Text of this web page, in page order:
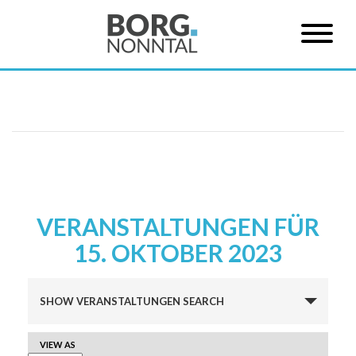
VERANSTALTUNGEN FÜR
15. OKTOBER 2023
Suche
und
SHOW VERANSTALTUNGEN SEARCH
VERANSTALTUNG
VIEW AS